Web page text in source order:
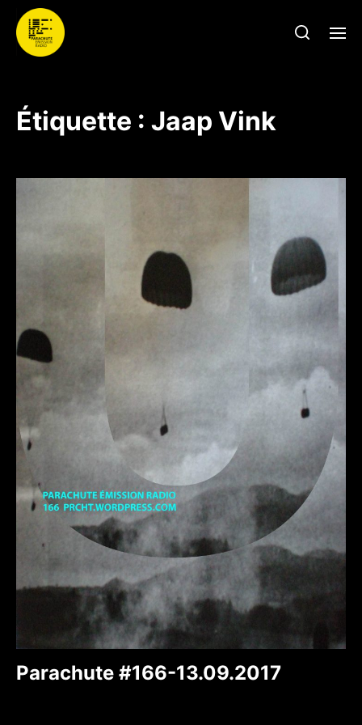
Étiquette : Jaap Vink
Parachute #166-13.09.2017